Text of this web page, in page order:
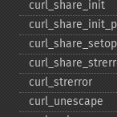
curl_​share_​init
curl_​strerror
curl_​unescape